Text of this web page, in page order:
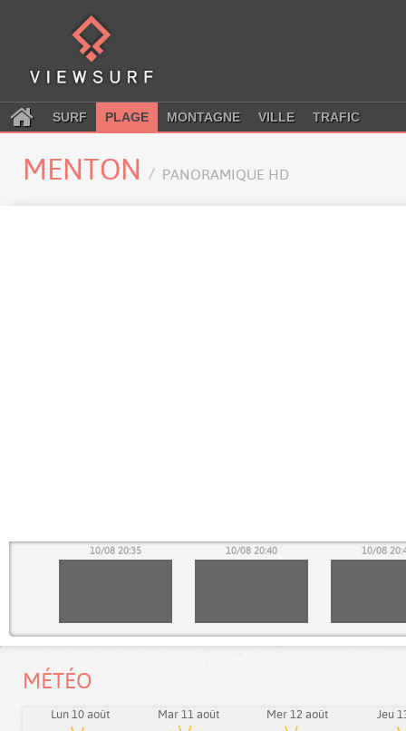
SURF PLAGE MONTAGNE VILLE TRAFIC
MENTON PANORAMIQUE HD
10/08 20:35 10/08 20:40 10/08
MÉTÉO
Lun 10 août Mar 11 août Mer 12 août Jeu